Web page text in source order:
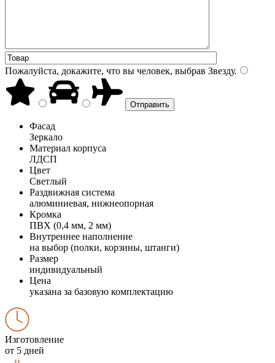
Пожалуйста, докажите, что вы человек, выбрав Звезду.
Фасад
Зеркало
Материал корпуса
ЛДСП
Цвет
Светлый
Раздвижная система
алюминиевая, нижнеопорная
Кромка
ПВХ (0,4 мм, 2 мм)
Внутреннее наполнение
на выбор (полки, корзины, штанги)
Размер
индивидуальный
Цена
указана за базовую комплектацию
Изготовление
от 5 дней